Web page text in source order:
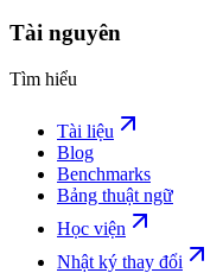
Tài nguyên
Tìm hiểu
Tài liệu
Blog
Benchmarks
Bảng thuật ngữ
Học viện
Nhật ký thay đổi